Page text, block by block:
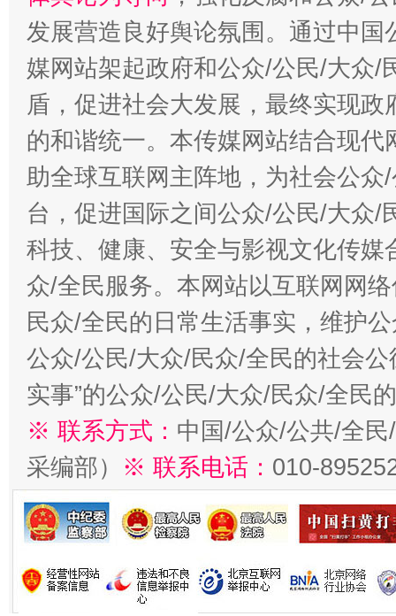
发展营造良好舆论氛围。通过中
媒网站架起政府和公众/公民/大众/
盾，促进社会大发展，最终实现
的和谐统一。本传媒网站结合现
助全球互联网主阵地，为社会公
台，促进国际之间公众/公民/大众/
科技、健康、安全与影视文化传
众/全民服务。本网站以互联网网
民众/全民的日常生活事实，维护
公众/公民/大众/民众/全民的社会公
实事”的公众/公民/大众/民众/全民
※ 联系方式： 中国/公众/公共/全
采编部） ※ 联系电话： 010-